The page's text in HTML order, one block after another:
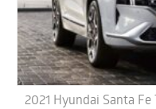
2021 Hyundai Santa Fe